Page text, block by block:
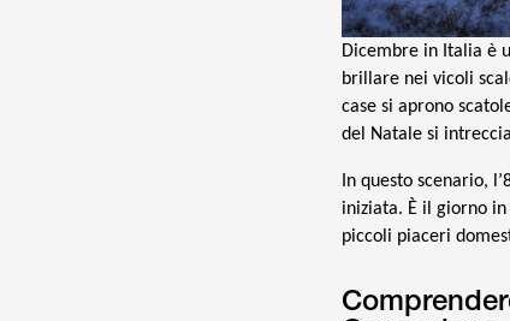
Dicembre in Italia è
brillare nei vicoli
case si aprono
del Natale si
In questo scenario,
iniziata. È il giorno
piccoli piaceri